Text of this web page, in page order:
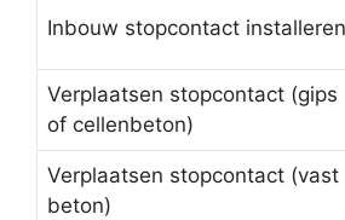
Inbouw stopcontact installeren
Verplaatsen stopcontact (gips
of cellenbeton)
Verplaatsen stopcontact (vast
beton)